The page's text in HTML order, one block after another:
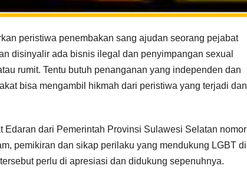
peristiwa penembakan sang ajudan seorang pejabat
disinyalir ada bisnis ilegal dan penyimpangan sexual
rumit. Tentu butuh penanganan yang independen dan
bisa mengambil hikmah dari peristiwa yang terjadi dan
Edaran dari Pemerintah Provinsi Sulawesi Selatan nomor
pemikiran dan sikap perilaku yang mendukung LGBT di
perlu di apresiasi dan didukung sepenuhnya.